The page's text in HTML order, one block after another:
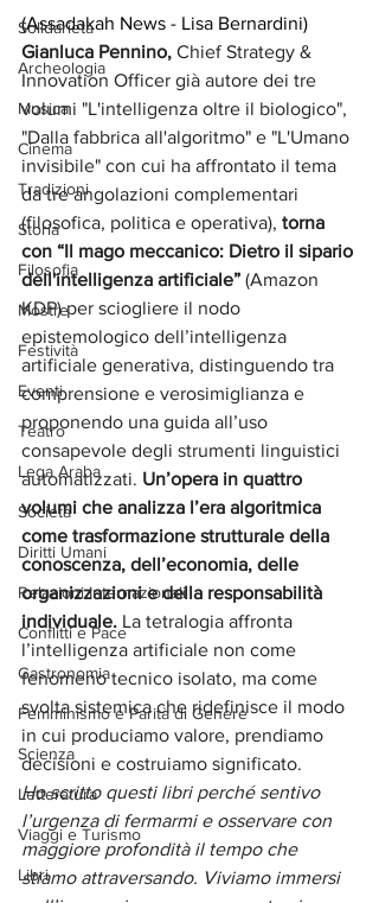
Solidarietà
Archeologia
Musica
Cinema
Tradizioni
Storia
Filosofia
Mostre
Festività
Eventi
Teatro
Lega Araba
Società
Diritti Umani
Relazioni Internazionali
Conflitti e Pace
Gastronomia
Femminismo e Parità di Genere
Scienza
Letteratura
Viaggi e Turismo
Libri
(Assadakah News - Lisa Bernardini)
Gianluca Pennino, Chief Strategy &
Innovation Officer già autore dei tre
volumi "L'intelligenza oltre il biologico",
"Dalla fabbrica all'algoritmo" e "L'Umano
invisibile" con cui ha affrontato il tema
da tre angolazioni complementari
(filosofica, politica e operativa), torna
con “Il mago meccanico: Dietro il sipario
dell'intelligenza artificiale” (Amazon
KDP) per sciogliere il nodo
epistemologico dell’intelligenza
artificiale generativa, distinguendo tra
comprensione e verosimiglianza e
proponendo una guida all’uso
consapevole degli strumenti linguistici
automatizzati. Un’opera in quattro
volumi che analizza l’era algoritmica
come trasformazione strutturale della
conoscenza, dell’economia, delle
organizzazioni e della responsabilità
individuale. La tetralogia affronta
l’intelligenza artificiale non come
fenomeno tecnico isolato, ma come
svolta sistemica che ridefinisce il modo
in cui produciamo valore, prendiamo
decisioni e costruiamo significato.
Ho scritto questi libri perché sentivo
l’urgenza di fermarmi e osservare con
maggiore profondità il tempo che
stiamo attraversando. Viviamo immersi